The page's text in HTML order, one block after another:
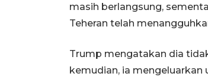
masih berlangsung,
Teheran telah
Trump mengatakan dia
kemudian, ia